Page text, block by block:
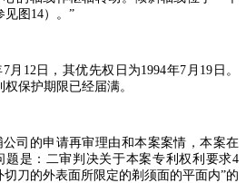
见图 14）。 ”
7月 12 日，其优先权日为1994年7 月 19 日。
权保护期限已经届满。
司的申请再审理由和本案案情，本案在
题是：二审判决关于本案专利权利要求4
刀的外表面所限定的剃须面的平面内”的